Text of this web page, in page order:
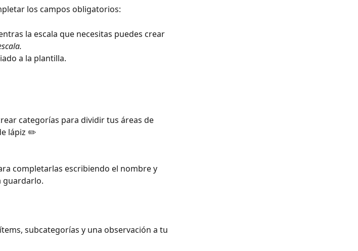
los campos obligatorios:
la escala que necesitas puedes crear
a la plantilla.
categorías para dividir tus áreas de
lápiz ✏️
guardarlo.
subcategorías y una observación a tu